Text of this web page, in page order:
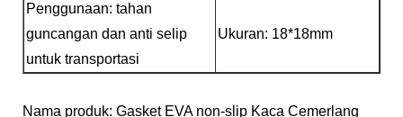
Penggunaan: tahan
guncangan dan anti selip
untuk transportasi
Ukuran: 18*18mm
Nama produk: Gasket EVA non-slip Kaca Cemerlang